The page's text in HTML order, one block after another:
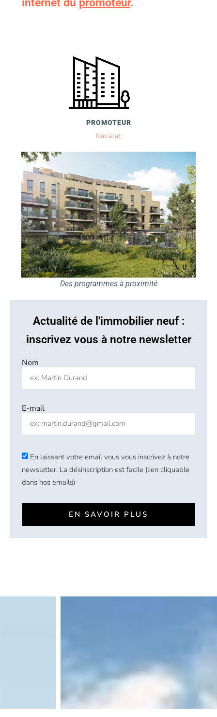
PROMOTEUR
Nacarat
Des programmes à proximité
Actualité de l'immobilier neuf :
inscrivez vous à notre newsletter
Nom
E-mail
En laissant votre email vous vous inscrivez à notre
newsletter. La désinscription est facile (lien cliquable
dans nos emails)
EN SAVOIR PLUS